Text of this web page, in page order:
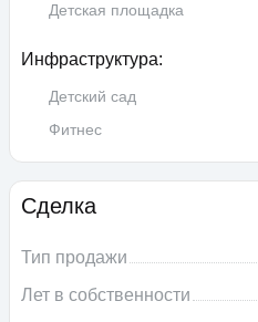
Детская площадка
Инфраструктура:
Детский сад
Фитнес
Сделка
Тип продажи
Лет в собственности